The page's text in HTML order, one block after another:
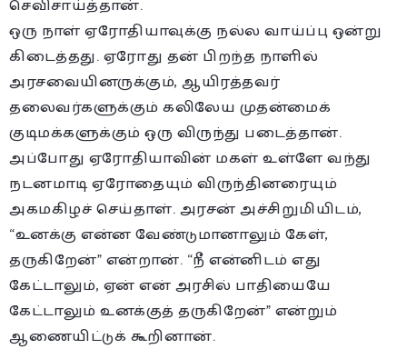
செவிசாய்த்தான்.
ஒரு நாள் ஏரோதியாவுக்கு நல்ல வாய்ப்பு ஒன்று
கிடைத்தது. ஏரோது தன் பிறந்த நாளில்
அரசவையினருக்கும், ஆயிரத்தவர்
தலைவர்களுக்கும் கலிலேய முதன்மைக்
குடிமக்களுக்கும் ஒரு விருந்து படைத்தான்.
அப்போது ஏரோதியாவின் மகள் உள்ளே வந்து
நடனமாடி ஏரோதையும் விருந்தினரையும்
அகமகிழச் செய்தாள். அரசன் அச்சிறுமியிடம்,
“உனக்கு என்ன வேண்டுமானாலும் கேள்,
தருகிறேன்” என்றான். “நீ என்னிடம் எது
கேட்டாலும், ஏன் என் அரசில் பாதியையே
கேட்டாலும் உனக்குத் தருகிறேன்” என்றும்
ஆணையிட்டுக் கூறினான்.